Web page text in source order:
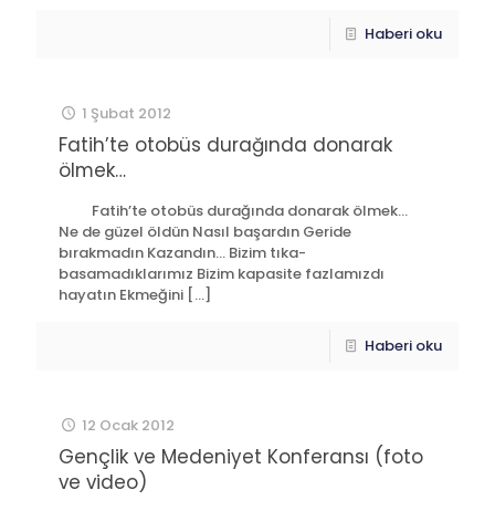
Haberi oku
1 Şubat 2012
Fatih’te otobüs durağında donarak
ölmek…
Fatih’te otobüs durağında donarak ölmek…
Ne de güzel öldün Nasıl başardın Geride
bırakmadın Kazandın… Bizim tıka-
basamadıklarımız Bizim kapasite fazlamızdı
hayatın Ekmeğini […]
Haberi oku
12 Ocak 2012
Gençlik ve Medeniyet Konferansı (foto
ve video)